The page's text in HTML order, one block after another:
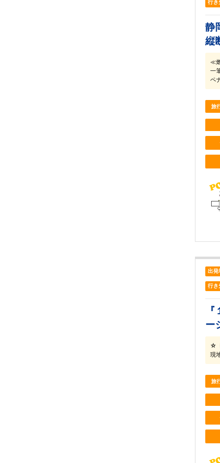
行き
静
縦
≪
一
ペ
旅
出発
行き
ー
☆
現
旅